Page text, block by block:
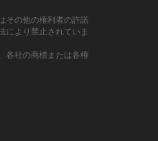
その他の権利者の許諾
により禁止されていま
各社の商標または各権